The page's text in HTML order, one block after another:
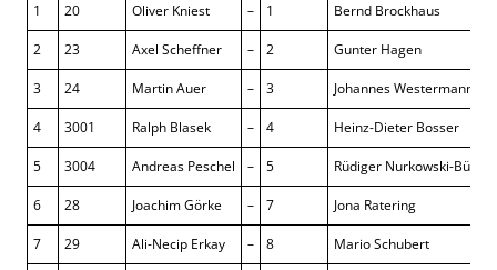
1 20 Oliver Kniest – 1 Bernd Brockhaus
2 23 Axel Scheffner – 2 Gunter Hagen
3 24 Martin Auer – 3 Johannes Westermann
4 3001 Ralph Blasek – 4 Heinz-Dieter Bosser
5 3004 Andreas Peschel – 5 Rüdiger Nurkowski-Bürkle
6 28 Joachim Görke – 7 Jona Ratering
7 29 Ali-Necip Erkay – 8 Mario Schubert